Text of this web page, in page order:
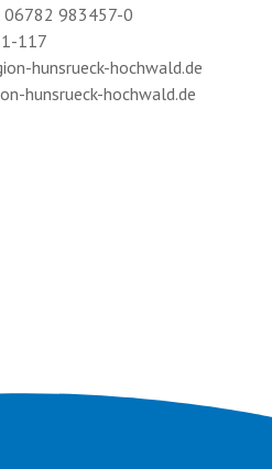
06782 983457-0
117
hunsrueck-hochwald.de
hunsrueck-hochwald.de